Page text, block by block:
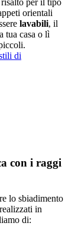
risalto per il tipo
orientali
lavabili, il
tua casa o lì
di
con i raggi
lo sbiadimento
in
di: